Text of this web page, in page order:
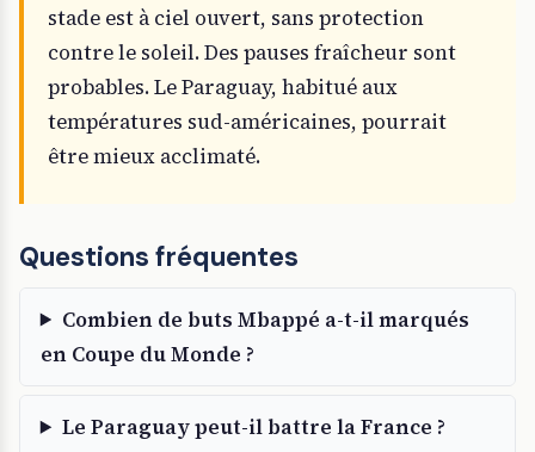
stade est à ciel ouvert, sans protection
contre le soleil. Des pauses fraîcheur sont
probables. Le Paraguay, habitué aux
températures sud-américaines, pourrait
être mieux acclimaté.
Questions fréquentes
Combien de buts Mbappé a-t-il marqués
en Coupe du Monde ?
Le Paraguay peut-il battre la France ?